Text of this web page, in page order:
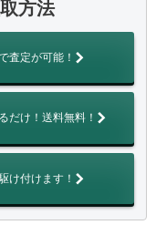
方法
査定が可能！
だけ！送料無料！
け付けます！